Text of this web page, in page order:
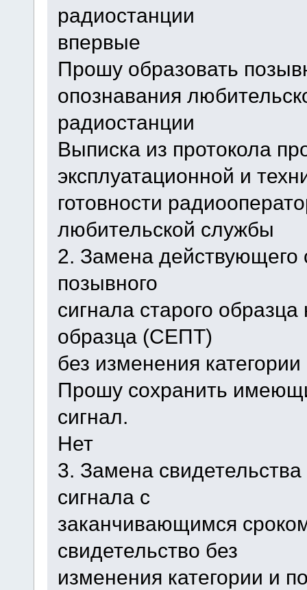
радиостанции
впервые
Прошу образовать
опознавания
радиостанции
Выписка из протокола
эксплуатационной и
готовности
любительской службы
2. Замена действующего
позывного
сигнала старого
образца (СЕПТ)
без изменения
Прошу сохранить
сигнал.
Нет
3. Замена
сигнала с
заканчивающимся
свидетельство без
изменения категории и